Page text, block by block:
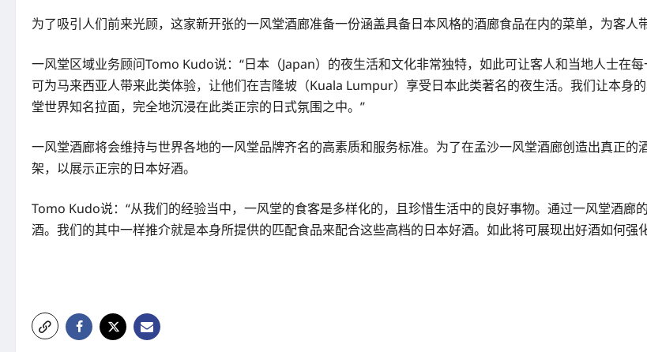
为了吸引人们前来光顾，这家新开张的一风堂酒廊准备一份涵盖具备日本风格的酒廊食品在内的菜单，为客人
一风堂区域业务顾问Tomo Kudo说：“日本（Japan）的夜生活和文化非常独特，如此可让客人和当地人士在
可为马来西亚人带来此类体验，让他们在吉隆坡（Kuala Lumpur）享受日本此类著名的夜生活。我们让本身
堂世界知名拉面，完全地沉浸在此类正宗的日式氛围之中。”
一风堂酒廊将会维持与世界各地的一风堂品牌齐名的高素质和服务标准。为了在孟沙一风堂酒廊创造出真正
架，以展示正宗的日本好酒。
Tomo Kudo说：“从我们的经验当中，一风堂的食客是多样化的，且珍惜生活中的良好事物。通过一风堂酒
酒。我们的其中一样推介就是本身所提供的匹配食品来配合这些高档的日本好酒。如此将可展现出好酒如何强